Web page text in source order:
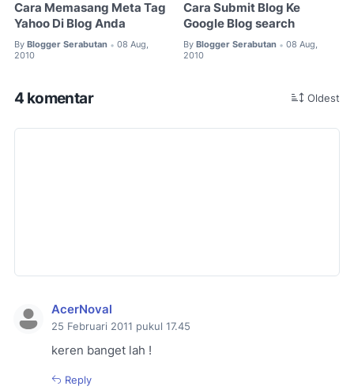
Cara Memasang Meta Tag
Yahoo Di Blog Anda
By Blogger Serabutan • 08 Aug,
2010
Cara Submit Blog Ke
Google Blog search
By Blogger Serabutan • 08 Aug,
2010
4 komentar Oldest
AcerNoval
25 Februari 2011 pukul 17.45
keren banget lah !
Reply